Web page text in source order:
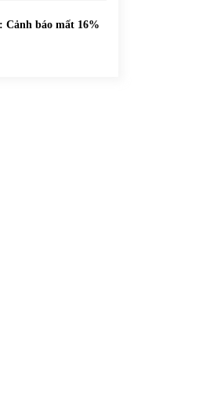
Cảnh báo mất 16%